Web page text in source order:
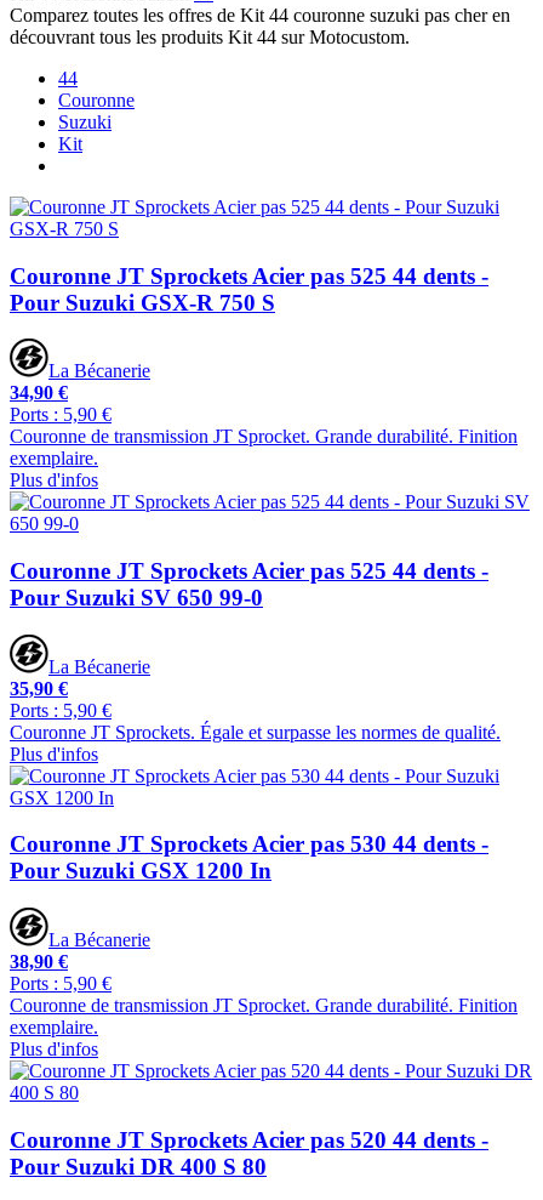
Comparez toutes les offres de Kit 44 couronne suzuki pas cher en
découvrant tous les produits Kit 44 sur Motocustom.
44
Couronne
Suzuki
Kit
Couronne JT Sprockets Acier pas 525 44 dents -
Pour Suzuki GSX-R 750 S
La Bécanerie
34,90 €
Ports : 5,90 €
Couronne de transmission JT Sprocket. Grande durabilité. Finition
exemplaire.
Plus d'infos
Couronne JT Sprockets Acier pas 525 44 dents -
Pour Suzuki SV 650 99-0
La Bécanerie
35,90 €
Ports : 5,90 €
Couronne JT Sprockets. Égale et surpasse les normes de qualité.
Plus d'infos
Couronne JT Sprockets Acier pas 530 44 dents -
Pour Suzuki GSX 1200 In
La Bécanerie
38,90 €
Ports : 5,90 €
Couronne de transmission JT Sprocket. Grande durabilité. Finition
exemplaire.
Plus d'infos
Couronne JT Sprockets Acier pas 520 44 dents -
Pour Suzuki DR 400 S 80